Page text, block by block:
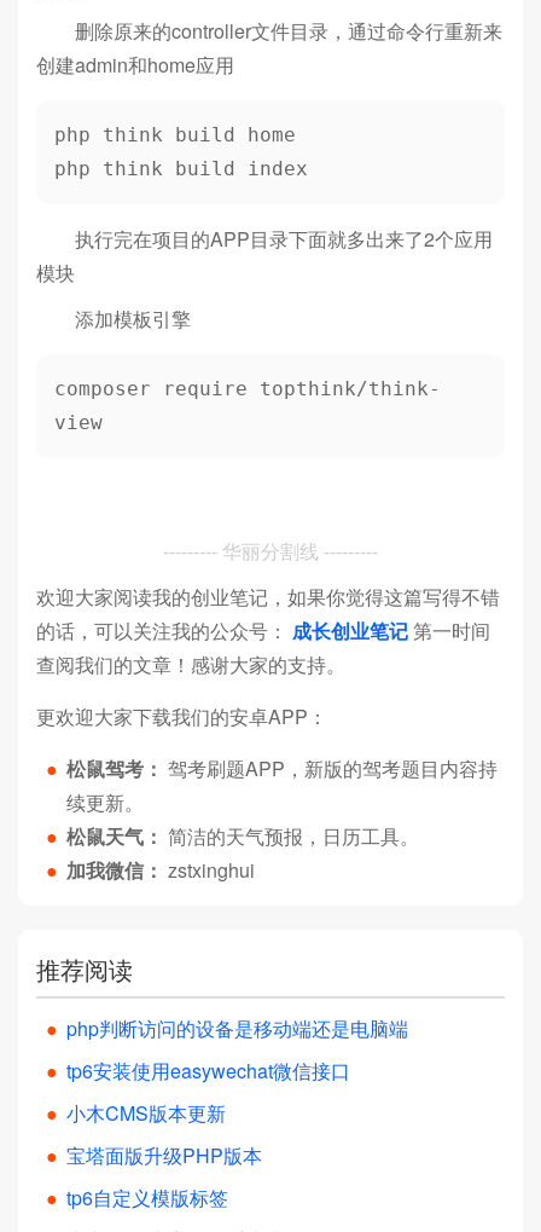
删除原来的controller文件目录，通过命令行重新来
创建admin和home应用
php think build home
php think build index
执行完在项目的APP目录下面就多出来了2个应用
模块
添加模板引擎
composer require topthink/think-
view
--------- 华丽分割线 ---------
欢迎大家阅读我的创业笔记，如果你觉得这篇写得不错
的话，可以关注我的公众号： 成长创业笔记第一时间
查阅我们的文章！感谢大家的支持。
更欢迎大家下载我们的安卓APP：
● 松鼠驾考： 驾考刷题APP，新版的驾考题目内容持
续更新。
● 松鼠天气： 简洁的天气预报，日历工具。
● 加我微信： zstxinghui
推荐阅读
● php判断访问的设备是移动端还是电脑端
● tp6安装使用easywechat微信接口
● 小木CMS版本更新
● 宝塔面版升级PHP版本
● tp6自定义模版标签